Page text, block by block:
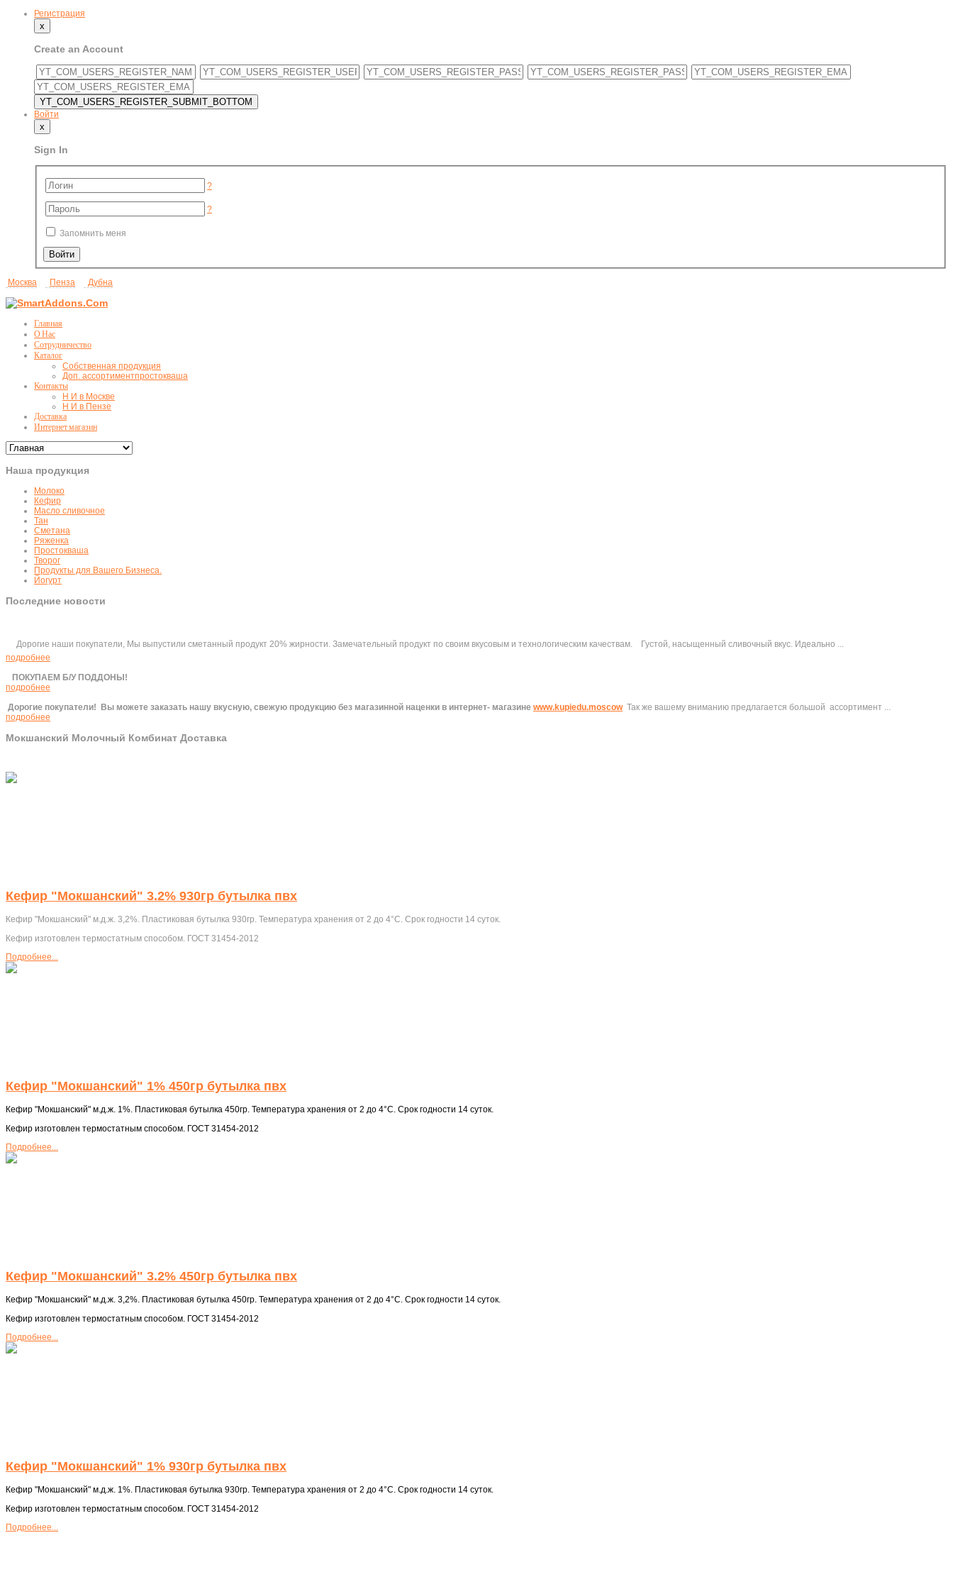
Регистрация
x
Create an Account
Войти
x
Sign In
?
?
Запомнить меня
Москва Пенза Дубна
Главная
О Нас
Сотрудничество
Каталог
Собственная продукция
Доп. ассортиментпростокваша
Контакты
Н И в Москве
Н И в Пензе
Доставка
Интернет магазин
Наша продукция
Молоко
Кефир
Масло сливочное
Тан
Сметана
Ряженка
Простокваша
Творог
Продукты для Вашего Бизнеса.
Йогурт
Последние новости
Дорогие наши покупатели, Мы выпустили сметанный продукт 20% жирности. Замечательный продукт по своим вкусовым и технологическим качествам. Густой, насыщенный сливочный вкус. Идеально ...
подробнее
ПОКУПАЕМ Б/У ПОДДОНЫ!
подробнее
Дорогие покупатели!
Вы можете заказать нашу вкусную, свежую продукцию без магазинной наценки в интернет- магазине www.kupiedu.moscow Так же вашему вниманию предлагается большой ассортимент ...
подробнее
Мокшанский Молочный Комбинат Доставка
Кефир "Мокшанский" 3.2% 930гр бутылка пвх
Кефир "Мокшанский" м.д.ж. 3,2%. Пластиковая бутылка 930гр. Температура хранения от 2 до 4°C. Срок годности 14 суток.
Кефир изготовлен термостатным способом. ГОСТ 31454-2012
Подробнее...
Кефир "Мокшанский" 1% 450гр бутылка пвх
Кефир "Мокшанский" м.д.ж. 1%. Пластиковая бутылка 450гр. Температура хранения от 2 до 4°C. Срок годности 14 суток.
Кефир изготовлен термостатным способом. ГОСТ 31454-2012
Подробнее...
Кефир "Мокшанский" 3.2% 450гр бутылка пвх
Кефир "Мокшанский" м.д.ж. 3,2%. Пластиковая бутылка 450гр. Температура хранения от 2 до 4°C. Срок годности 14 суток.
Кефир изготовлен термостатным способом. ГОСТ 31454-2012
Подробнее...
Кефир "Мокшанский" 1% 930гр бутылка пвх
Кефир "Мокшанский" м.д.ж. 1%. Пластиковая бутылка 930гр. Температура хранения от 2 до 4°C. Срок годности 14 суток.
Кефир изготовлен термостатным способом. ГОСТ 31454-2012
Подробнее...